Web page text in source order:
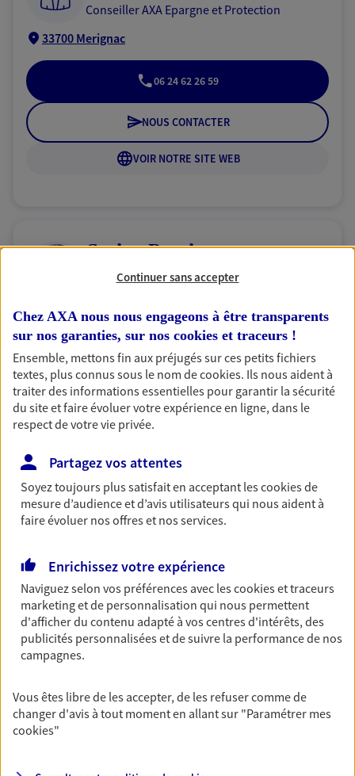
Conseiller AXA Epargne et Protection
33700 Merignac
06 24 62 26 59
NOUS CONTACTER
VOIR NOTRE SITE WEB
Carine Barriere
Mandataire d'Assurance AXA Epargne et
33700 Merignac
06 63 21 78 36
NOUS CONTACTER
N° Orias * (orias.fr) : 25003321
Mandataire d'Assurance AXA Epargne et
Protection
33700 Merignac
NOUS CONTACTER
Continuer sans accepter
Chez AXA nous nous engageons à être transparents
sur nos garanties, sur nos cookies et traceurs !
Ensemble, mettons fin aux préjugés sur ces petits fichiers
textes, plus connus sous le nom decookies. Ils nous aident à
traiter des informations essentielles pour garantir la sécurité
du site et faire évoluer votre expérience en ligne, dans le
respect de votre vie privée.
Partagez vos attentes
Soyez toujours plus satisfait en acceptant lescookiesde
mesure d’audience et d’avis utilisateurs qui nous aident à
faire évoluer nos offres et nos services.
Enrichissez votre expérience
Naviguez selon vos préférences avec lescookies et traceurs
marketing et de personnalisation qui nous permettent
d'afficher du contenu adapté à vos centres d'intérêts, des
publicités personnalisées et de suivre la performance de nos
campagnes.
Vous êtes libre de les accepter, de les refuser comme de
changer d'avis à tout moment en allant sur "Paramétrer mes
cookies"